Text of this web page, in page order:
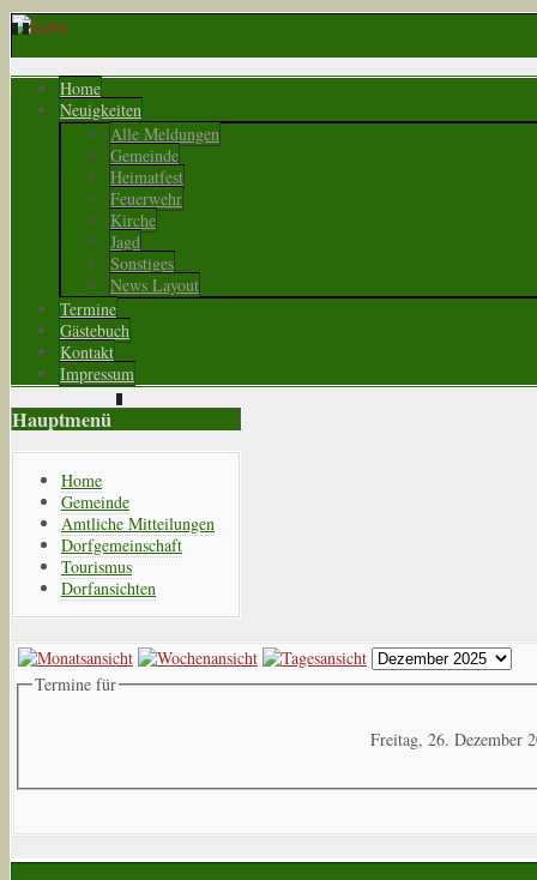
Home
Neuigkeiten
Alle Meldungen
Gemeinde
Heimatfest
Feuerwehr
Kirche
Jagd
Sonstiges
News Layout
Termine
Gästebuch
Kontakt
Impressum
Hauptmenü
Home
Gemeinde
Amtliche Mitteilungen
Dorfgemeinschaft
Tourismus
Dorfansichten
Termine für
Freitag, 26. Dezember